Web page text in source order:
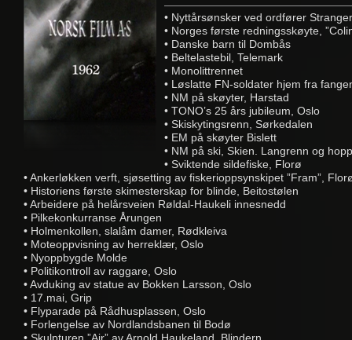
• Nyttårsønsker ved ordfører
• Norges første redningsskøyte,
• Danske barn til Dombås
• Beltelastebil, Telemark
• Monolittrennet
• Løslatte FN-soldater hjem fra
• NM på skøyter, Harstad
• TONO’s 25 års jubileum, Oslo
• Skiskytingsrenn, Sørkedalen
• EM på skøyter Bislett
• NM på ski, Skien. Langrenn og hopp
• Sviktende sildefiske, Florø
• Ankerløkken verft, sjøsetting av fiskerioppsynskipet ”Fram”,
• Historiens første skimesterskap for blinde, Beitostølen
• Arbeidere på helårsveien Røldal-Haukeli innesnedd
• Pilkekonkurranse Årungen
• Holmenkollen, slalåm damer, Rødkleiva
• Moteoppvisning av herreklær, Oslo
• Nyoppbygde Molde
• Politikontroll av raggare, Oslo
• Avduking av statue av Bokken Larsson, Oslo
• 17.mai, Grip
• Flyparade på Rådhusplassen, Oslo
• Forlengelse av Nordlandsbanen til Bodø